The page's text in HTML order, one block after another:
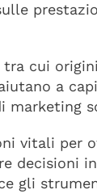
tra cui
a
marketing
vitali per
decisioni
gli